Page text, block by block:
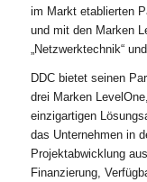
im Markt etablierten
und mit den Marken
„Netzwerktechnik“
DDC bietet seinen
drei Marken
einzigartigen
das Unternehmen in
Projektabwicklung
Finanzierung,